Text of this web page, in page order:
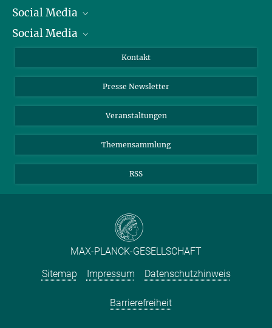
Präsident
Zahlen und Fakten
Meldestelle Fehlverhalten
Social Media
Bluesky
TikTok
Social Media
Instagram
YouTube
Kontakt
Presse Newsletter
Veranstaltungen
Themensammlung
RSS
MAX-PLANCK-GESELLSCHAFT
Sitemap
Impressum Datenschutzhinweis
Barrierefreiheit